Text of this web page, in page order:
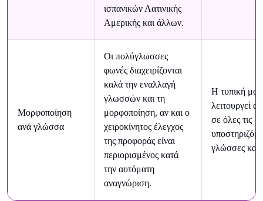
ισπανικών Λατινικής
Αμερικής και άλλων.
Μορφοποίηση
ανά γλώσσα
Οι πολύγλωσσες
φωνές διαχειρίζονται
καλά την εναλλαγή
γλωσσών και τη
μορφοποίηση, αν και ο
χειροκίνητος έλεγχος
της προφοράς είναι
περιορισμένος κατά
την αυτόματη
αναγνώριση.
Η τυπική
λειτουργεί
σε όλες τις
γλώσσες και